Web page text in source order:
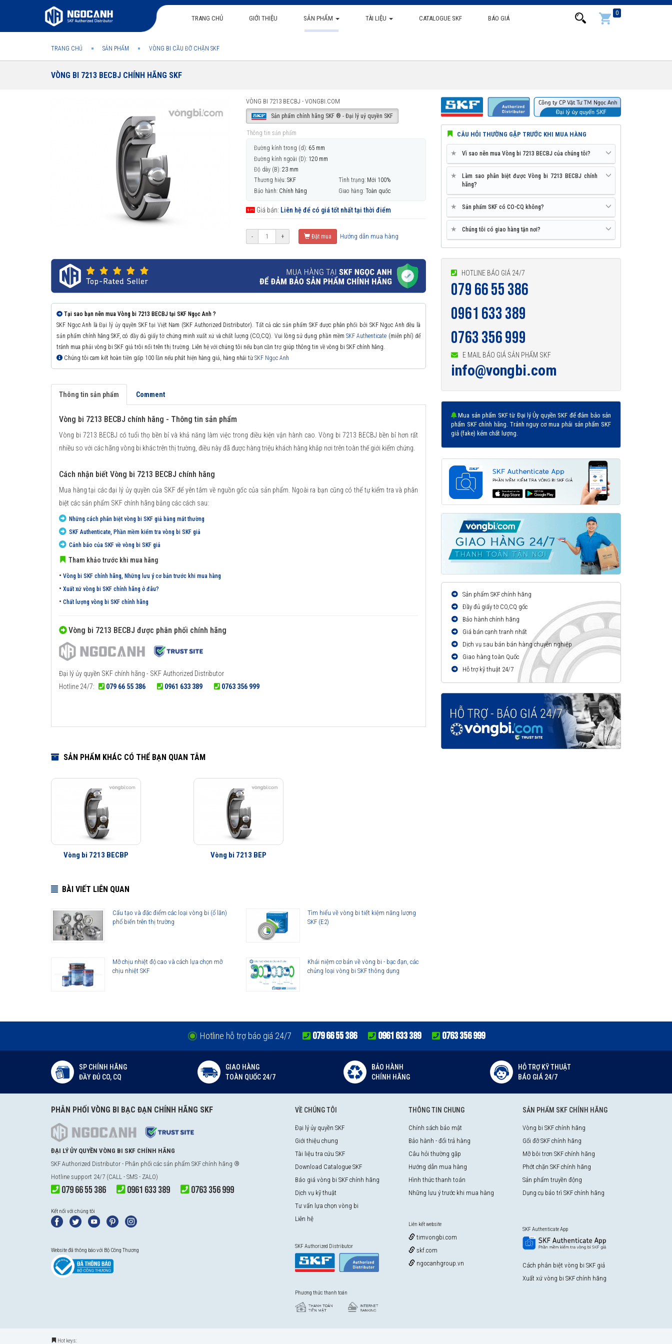
TRANG CHỦ GIỚI THIỆU SẢN PHẨM TÀI LIỆU CATALOGUE SKF BÁO GIÁ
0
TRANG CHỦ SẢN PHẨM VÒNG BI CẦU ĐỠ CHẶN SKF
VÒNG BI 7213 BECBJ CHÍNH HÃNG SKF
VÒNG BI 7213 BECBJ - VONGBI.COM
Sản phẩm chính hãng SKF ® - Đại lý uỷ quyền SKF
Thông tin sản phẩm
Đường kính trong (d): 65 mm
Đường kính ngoài (D): 120 mm
Độ dày (B): 23 mm
Thương hiệu: SKF Tình trạng: Mới 100%
Bảo hành: Chính hãng Giao hàng: Toàn quốc
Giá bán: Liên hệ để có giá tốt nhất tại thời điểm
- + Đặt mua Hướng dẫn mua hàng
Tại sao bạn nên mua Vòng bi 7213 BECBJ tại SKF Ngọc Anh ?
SKF Ngọc Anh là Đại lý ủy quyền SKF tại Việt Nam (SKF Authorized Distributor). Tất cả các sản phẩm SKF được phân phối bởi SKF Ngọc Anh đều là
sản phẩm chính hãng SKF, có đầy đủ giấy tờ chứng minh xuất xứ và chất lượng (CO,CQ). Vui lòng sử dụng phần mềm SKF Authenticate (miễn phí) để
tránh mua phải vòng bi SKF giả trôi nổi trên thị trường. Liên hệ với chúng tôi nếu bạn cần trợ giúp thông tin về vòng bi SKF chính hãng.
Chúng tôi cam kết hoàn tiền gấp 100 lần nếu phát hiện hàng giả, hàng nhái từSKF Ngọc Anh
Thông tin sản phẩm Comment
Vòng bi 7213 BECBJ chính hãng - Thông tin sản phẩm
Vòng bi 7213 BECBJ có tuổi thọ bền bỉ và khả năng làm việc trong điều kiện vận hành cao. Vòng bi 7213 BECBJ bền bỉ hơn rất
nhiều so với các hãng vòng bi khác trên thị trường, điều này đã được hàng triệu khách hàng khắp nơi trên toàn thế giới kiểm chứng.
Cách nhận biết Vòng bi 7213 BECBJ chính hãng
Mua hàng tại các đại lý ủy quyền của SKF để yên tâm về nguồn gốc của sản phẩm. Ngoài ra bạn cũng có thể tự kiểm tra và phân
biệt các sản phẩm SKF chính hãng bằng các cách sau:
Những cách phân biệt vòng bi SKF giả bằng mắt thường
SKF Authenticate, Phần mềm kiểm tra vòng bi SKF giả
Cảnh báo của SKF về vòng bi SKF giả
Tham khảo trước khi mua hãng
• Vòng bi SKF chính hãng, Những lưu ý cơ bản trước khi mua hàng
• Xuất xứ vòng bi SKF chính hãng ở đâu?
• Chất lượng vòng bi SKF chính hãng
Vòng bi 7213 BECBJ được phân phối chính hãng
Đại lý ủy quyền SKF chính hãng - SKF Authorized Distributor
Hotline 24/7:
079 66 55 386 0961 633 389 0763 356 999
SẢN PHẨM KHÁC CÓ THỂ BẠN QUAN TÂM
Vòng bi 7213 BECBP Vòng bi 7213 BEP
BÀI VIẾT LIÊN QUAN
Cấu tạo và đặc điểm các loại vòng bi (ổ lăn)
phổ biến trên thị trường
Tìm hiểu về vòng bi tiết kiệm năng lượng
SKF (E2)
Mỡ chịu nhiệt độ cao và cách lựa chọn mỡ
chịu nhiệt SKF
Khái niệm cơ bản về vòng bi - bạc đạn, các
chủng loại vòng bi SKF thông dụng
CÂU HỎI THƯỜNG GẶP TRƯỚC KHI MUA HÀNG
★ Vì sao nên mua Vòng bi 7213 BECBJ của chúng tôi?
★
Làm sao phân biệt được Vòng bi 7213 BECBJ chính
hãng?
★ Sản phẩm SKF có CO-CQ không?
★ Chúng tôi có giao hàng tận nơi?
HOTLINE BÁO GIÁ 24/7
079 66 55 386
0961 633 389
0763 356 999
E MAIL BÁO GIÁ SẢN PHẨM SKF
info@vongbi.com
Mua sản phẩm SKF từ Đại lý Ủy quyền SKF để đảm bảo sản
phẩm SKF chính hãng. Tránh nguy cơ mua phải sản phẩm SKF
giả (fake) kém chất lượng.
Sản phẩm SKF chính hãng
Đầy đủ giấy tờ CO,CQ gốc
Bảo hành chính hãng
Giá bán cạnh tranh nhất
Dịch vụ sau bán bán hàng chuyên nghiệp
Giao hàng toàn Quốc
Hỗ trợ kỹ thuật 24/7
Hotline hỗ trợ báo giá 24/7 079 66 55 386 0961 633 389 0763 356 999
SP CHÍNH HÃNG
ĐẦY ĐỦ CO, CQ
GIAO HÀNG
TOÀN QUỐC 24/7
BẢO HÀNH
CHÍNH HÃNG
HỖ TRỢ KỸ THUẬT
BÁO GIÁ 24/7
PHÂN PHỐI VÒNG BI BẠC ĐẠN CHÍNH HÃNG SKF
ĐẠI LÝ ỦY QUYỀN VÒNG BI SKF CHÍNH HÃNG
SKF Authorized Distributor - Phân phối các sản phẩm SKF chính hãng ®
Hotline support 24/7 (CALL - SMS - ZALO)
079 66 55 386 0961 633 389 0763 356 999
Kết nối với chúng tôi
Website đã thông báo với Bộ Công Thương
VỀ CHÚNG TÔI
Đại lý ủy quyền SKF
Giới thiệu chung
Tài liệu tra cứu SKF
Download Catalogue SKF
Báo giá vòng bi SKF chính hãng
Dịch vụ kỹ thuật
Tư vấn lựa chọn vòng bi
Liên hệ
SKF Authorized Distributor
Phương thức thanh toán
THÔNG TIN CHUNG
Chính sách bảo mật
Bảo hành - đổi trả hàng
Câu hỏi thường gặp
Hướng dẫn mua hàng
Hình thức thanh toán
Những lưu ý trước khi mua hàng
Liên kết website
timvongbi.com
skf.com
ngocanhgroup.vn
SẢN PHẨM SKF CHÍNH HÃNG
Vòng bi SKF chính hãng
Gối đỡ SKF chính hãng
Mỡ bôi trơn SKF chính hãng
Phớt chặn SKF chính hãng
Sản phẩm truyền động
Dụng cụ bảo trì SKF chính hãng
SKF Authenticate App
Cách phân biệt vòng bi SKF giả
Xuất xứ vòng bi SKF chính hãng
Hot keys: